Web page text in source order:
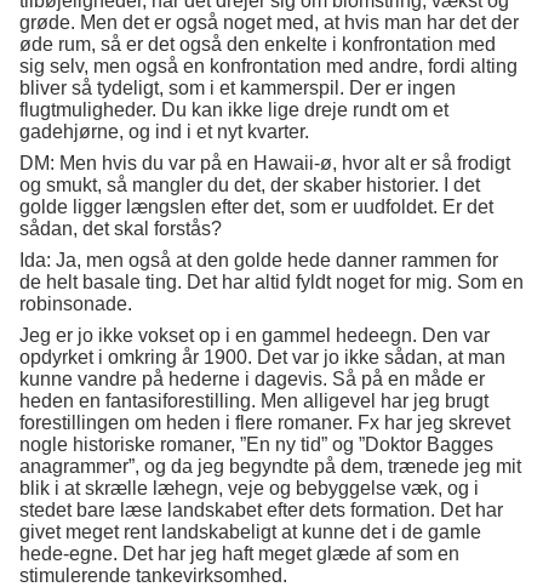
grøde. Men det er også noget med, at hvis man har det der
øde rum, så er det også den enkelte i konfrontation med
sig selv, men også en konfrontation med andre, fordi alting
bliver så tydeligt, som i et kammerspil. Der er ingen
flugtmuligheder. Du kan ikke lige dreje rundt om et
gadehjørne, og ind i et nyt kvarter.
DM: Men hvis du var på en Hawaii-ø, hvor alt er så frodigt
og smukt, så mangler du det, der skaber historier. I det
golde ligger længslen efter det, som er uudfoldet. Er det
sådan, det skal forstås?
Ida: Ja, men også at den golde hede danner rammen for
de helt basale ting. Det har altid fyldt noget for mig. Som en
robinsonade.
Jeg er jo ikke vokset op i en gammel hedeegn. Den var
opdyrket i omkring år 1900. Det var jo ikke sådan, at man
kunne vandre på hederne i dagevis. Så på en måde er
heden en fantasiforestilling. Men alligevel har jeg brugt
forestillingen om heden i flere romaner. Fx har jeg skrevet
nogle historiske romaner, ”En ny tid” og ”Doktor Bagges
anagrammer”, og da jeg begyndte på dem, trænede jeg mit
blik i at skrælle læhegn, veje og bebyggelse væk, og i
stedet bare læse landskabet efter dets formation. Det har
givet meget rent landskabeligt at kunne det i de gamle
hede-egne. Det har jeg haft meget glæde af som en
stimulerende tankevirksomhed.